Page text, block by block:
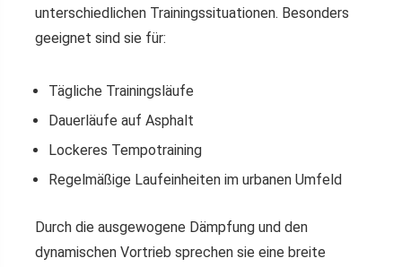
unterschiedlichen Trainingssituationen. Besonders
geeignet sind sie für:
Tägliche Trainingsläufe
Dauerläufe auf Asphalt
Lockeres Tempotraining
Regelmäßige Laufeinheiten im urbanen Umfeld
Durch die ausgewogene Dämpfung und den
dynamischen Vortrieb sprechen sie eine breite